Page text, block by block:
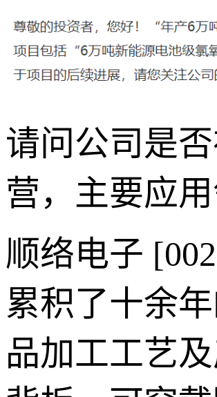
请问公司是
营，主要应
顺络电子
累积了十余
品加工工艺